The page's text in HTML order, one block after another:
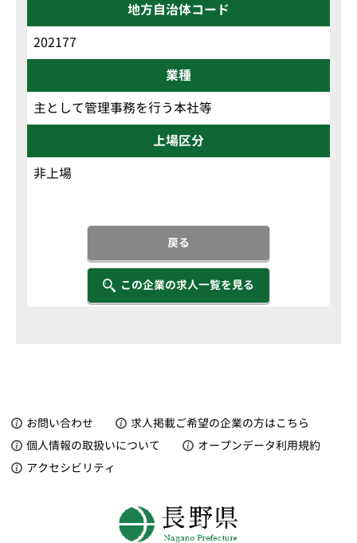
地方自治体コード
202177
業種
主として管理事務を行う本社等
上場区分
非上場
戻る
この企業の求人一覧を見る
お問い合わせ
求人掲載ご希望の企業の方はこちら
個人情報の取扱いについて
オープンデータ利用規約
アクセシビリティ